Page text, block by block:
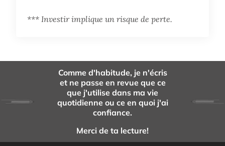
*** Investir implique un risque de perte.
Comme d'habitude, je n'écris
et ne passe en revue que ce
que j'utilise dans ma vie
quotidienne ou ce en quoi j'ai
confiance.
Merci de ta lecture!